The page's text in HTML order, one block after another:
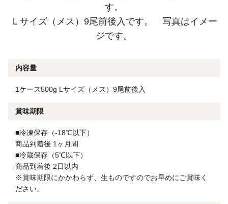
す。
Ｌサイズ（メス）9尾前後入です。 写真はイメー
ジです。
内容量
1ケース500g Lサイズ（メス）9尾前後入
賞味期限
■冷凍保存（-18℃以下）
商品到着後 1ヶ月間
■冷蔵保存（5℃以下）
商品到着後 2日以内
※賞味期限にかかわらず、生ものですのでお早めにご賞味く
ださい。